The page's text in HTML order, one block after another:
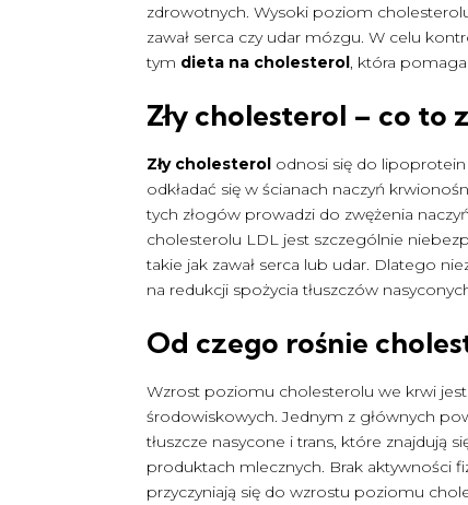
zdrowotnych. Wysoki poziom
zawał serca czy udar mózgu. W celu
tym dieta na cholesterol , która
Zły cholesterol – co to
Zły cholesterol odnosi się do
odkładać się w ścianach naczyń
tych złogów prowadzi do zwężenia
cholesterolu LDL jest szczególnie
takie jak zawał serca lub udar. Dlatego
na redukcji spożycia tłuszczów
Od czego rośnie
Wzrost poziomu cholesterolu we krwi
środowiskowych. Jednym z głównych
tłuszcze nasycone i trans, które znajdują
produktach mlecznych. Brak aktywności
przyczyniają się do wzrostu poziomu